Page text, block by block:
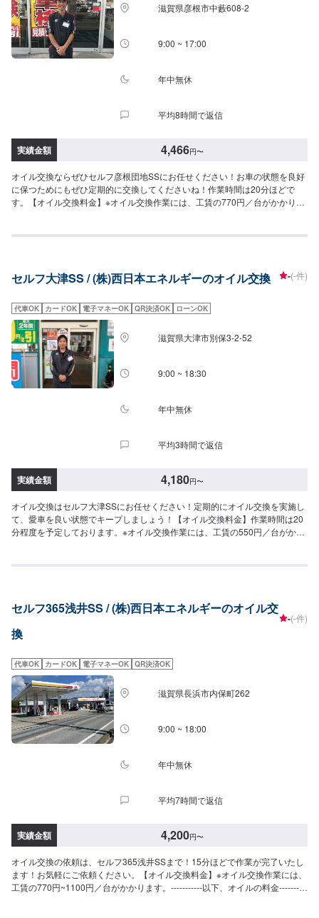
滋賀県彦根市中藪608-2
9:00 ~ 17:00
年中無休
平均8時間で返信
実績金額 4,466円〜
オイル交換ならぜひセルフ彦根団地SSにお任せください！お車の状態を良好
に保つためにもぜひ定期的に交換してくださいね！作業時間は20分ほどで
す。【オイル交換料金】※オイル交換作業には、工賃の770円／台がかかりま
10W-301540円／L（幅広い車種に対応）<ディーゼル車用>・5W-30▶︎1920
2,420円〜／台>>２サイクルオイル1,320円〜／台
セルフ大津SS / (株)西日本エネルギーのオイル交換 -(-件)
代車OK カードOK 電子マネーOK QR決済OK ローンOK
滋賀県大津市別保3-2-52
9:00 ~ 18:30
年中無休
平均3時間で返信
実績金額 4,180円〜
オイル交換はセルフ大津SSにお任せください！定期的にオイル交換を実施し
て、愛車を良い状態でキープしましょう！【オイル交換料金】作業時間は20
分程度を予定しております。※オイル交換作業には、工賃の550円／台がかか
応／超省燃費）・0W-20▶︎1,870円（0W-20推奨車専用）<ガソリン車用>・
30▶︎1,590円（DPF装置ディーゼル乗用車）・10W-30▶︎1,370円（DPF装置
ディーゼルトラック・バス）-----------その他料金----------->>オイルフィルター
2,420円〜／台>>２サイクルオイル1,320円〜／台
セルフ365浅井SS / (株)西日本エネルギーのオイル交
換
-(-件)
代車OK カードOK 電子マネーOK QR決済OK
滋賀県長浜市内保町262
9:00 ~ 18:00
年中無休
平均7時間で返信
実績金額 4,200円〜
オイル交換の依頼は、セルフ365浅井SSまで！15分ほどで作業が完了いたし
ます！お気軽にご依頼ください。【オイル交換料金】※オイル交換作業には、
工賃の770円~1100円／台がかかります。-----------以下、オイルの料金----------